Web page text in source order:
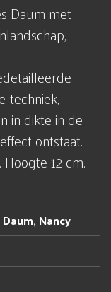
Daum met
techniek,
in dikte in de
ontstaat.
12 cm.
Nancy